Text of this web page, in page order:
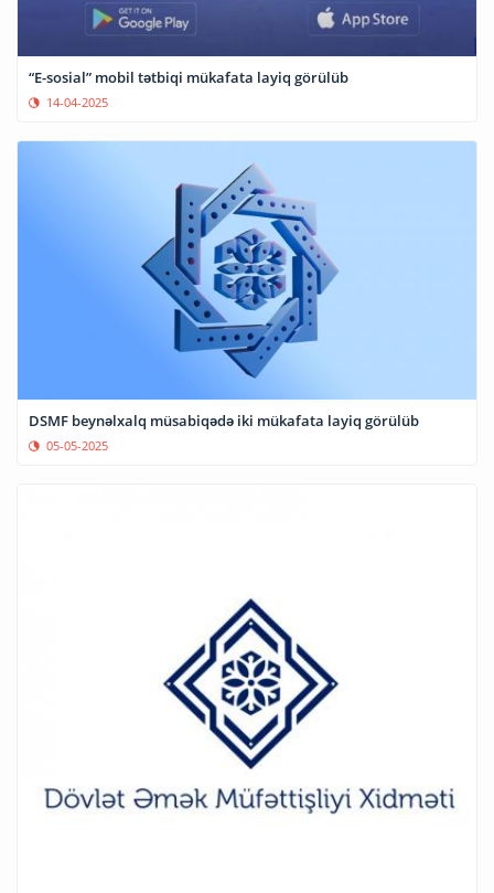
“E-sosial” mobil tətbiqi mükafata layiq görülüb
14-04-2025
DSMF beynəlxalq müsabiqədə iki mükafata layiq görülüb
05-05-2025